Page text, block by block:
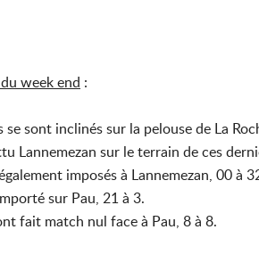
week end :
se sont inclinés sur la pelouse de La
Lannemezan sur le terrain de ces
imposés à Lannemezan, 00 à
sur Pau, 21 à 3.
fait match nul face à Pau, 8 à 8.